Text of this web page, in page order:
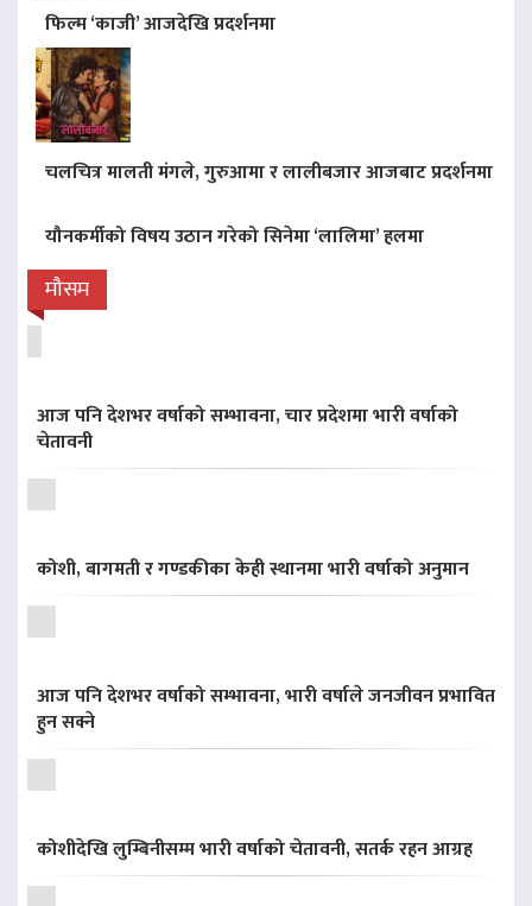
फिल्म ‘काजी’ आजदेखि प्रदर्शनमा
चलचित्र मालती मंगले, गुरुआमा र लालीबजार आजबाट प्रदर्शनमा
यौनकर्मीको विषय उठान गरेको सिनेमा ‘लालिमा’ हलमा
मौसम
आज पनि देशभर वर्षाको सम्भावना, चार प्रदेशमा भारी वर्षाको
चेतावनी
कोशी, बागमती र गण्डकीका केही स्थानमा भारी वर्षाको अनुमान
आज पनि देशभर वर्षाको सम्भावना, भारी वर्षाले जनजीवन प्रभावित
हुन सक्ने
कोशीदेखि लुम्बिनीसम्म भारी वर्षाको चेतावनी, सतर्क रहन आग्रह